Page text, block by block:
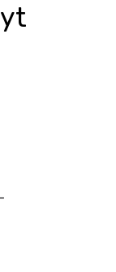
-